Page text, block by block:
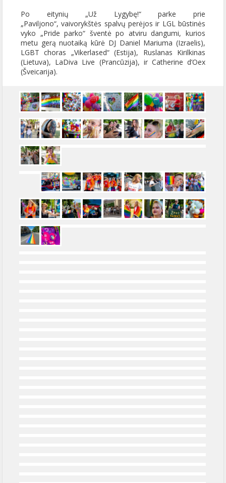
Po eitynių „Už Lygybę!“ parke prie
„Paviljono“, vaivorykštės spalvų perėjos ir LGL būstinės
vyko „Pride parko“ šventė po atviru dangumi, kurios
metu gerą nuotaiką kūrė DJ Daniel Mariuma (Izraelis),
LGBT choras „Vikerlased“ (Estija), Ruslanas Kirilkinas
(Lietuva), LaDiva Live (Prancūzija), ir Catherine d’Oex
(Šveicarija).